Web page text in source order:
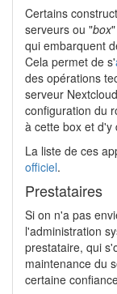
Certains
serveurs ou "box
qui embarquent
Cela permet de s'
des opérations
serveur
configuration du
à cette box et d'y
La liste de ces
officiel.
Prestataires
Si on n'a pas
l'administration
prestataire, qui
maintenance du
certaine